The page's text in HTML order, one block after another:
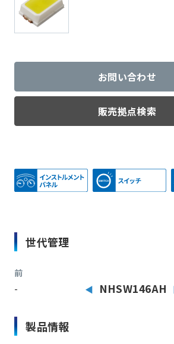
お問い合わせ
販売拠点検索
世代管理
前
- NHSW146AH
製品情報